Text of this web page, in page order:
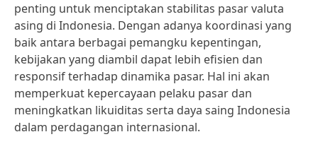
penting untuk menciptakan stabilitas pasar valuta
asing di Indonesia. Dengan adanya koordinasi yang
baik antara berbagai pemangku kepentingan,
kebijakan yang diambil dapat lebih efisien dan
responsif terhadap dinamika pasar. Hal ini akan
memperkuat kepercayaan pelaku pasar dan
meningkatkan likuiditas serta daya saing Indonesia
dalam perdagangan internasional.